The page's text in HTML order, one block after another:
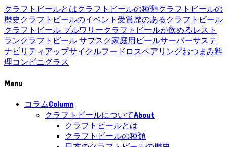
クラフトビールとはクラフトビールの種類クラフトビールの
歴史 クラフトビールのイベント 受賞歴のあるクラフトビール
クラフトビール ブルワリークラフトビールが飲めるレスト
ランクラフトビール サブスク家庭用ビールサーバーサステ
ナビリティ アップサイクルフードロスペアリングおつまみ料
理コンビニグラス
Menu
コラムColumn
クラフトビールについてAbout
クラフトビールとは
クラフトビールの種類